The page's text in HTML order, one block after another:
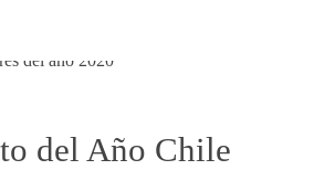
del Año Chile